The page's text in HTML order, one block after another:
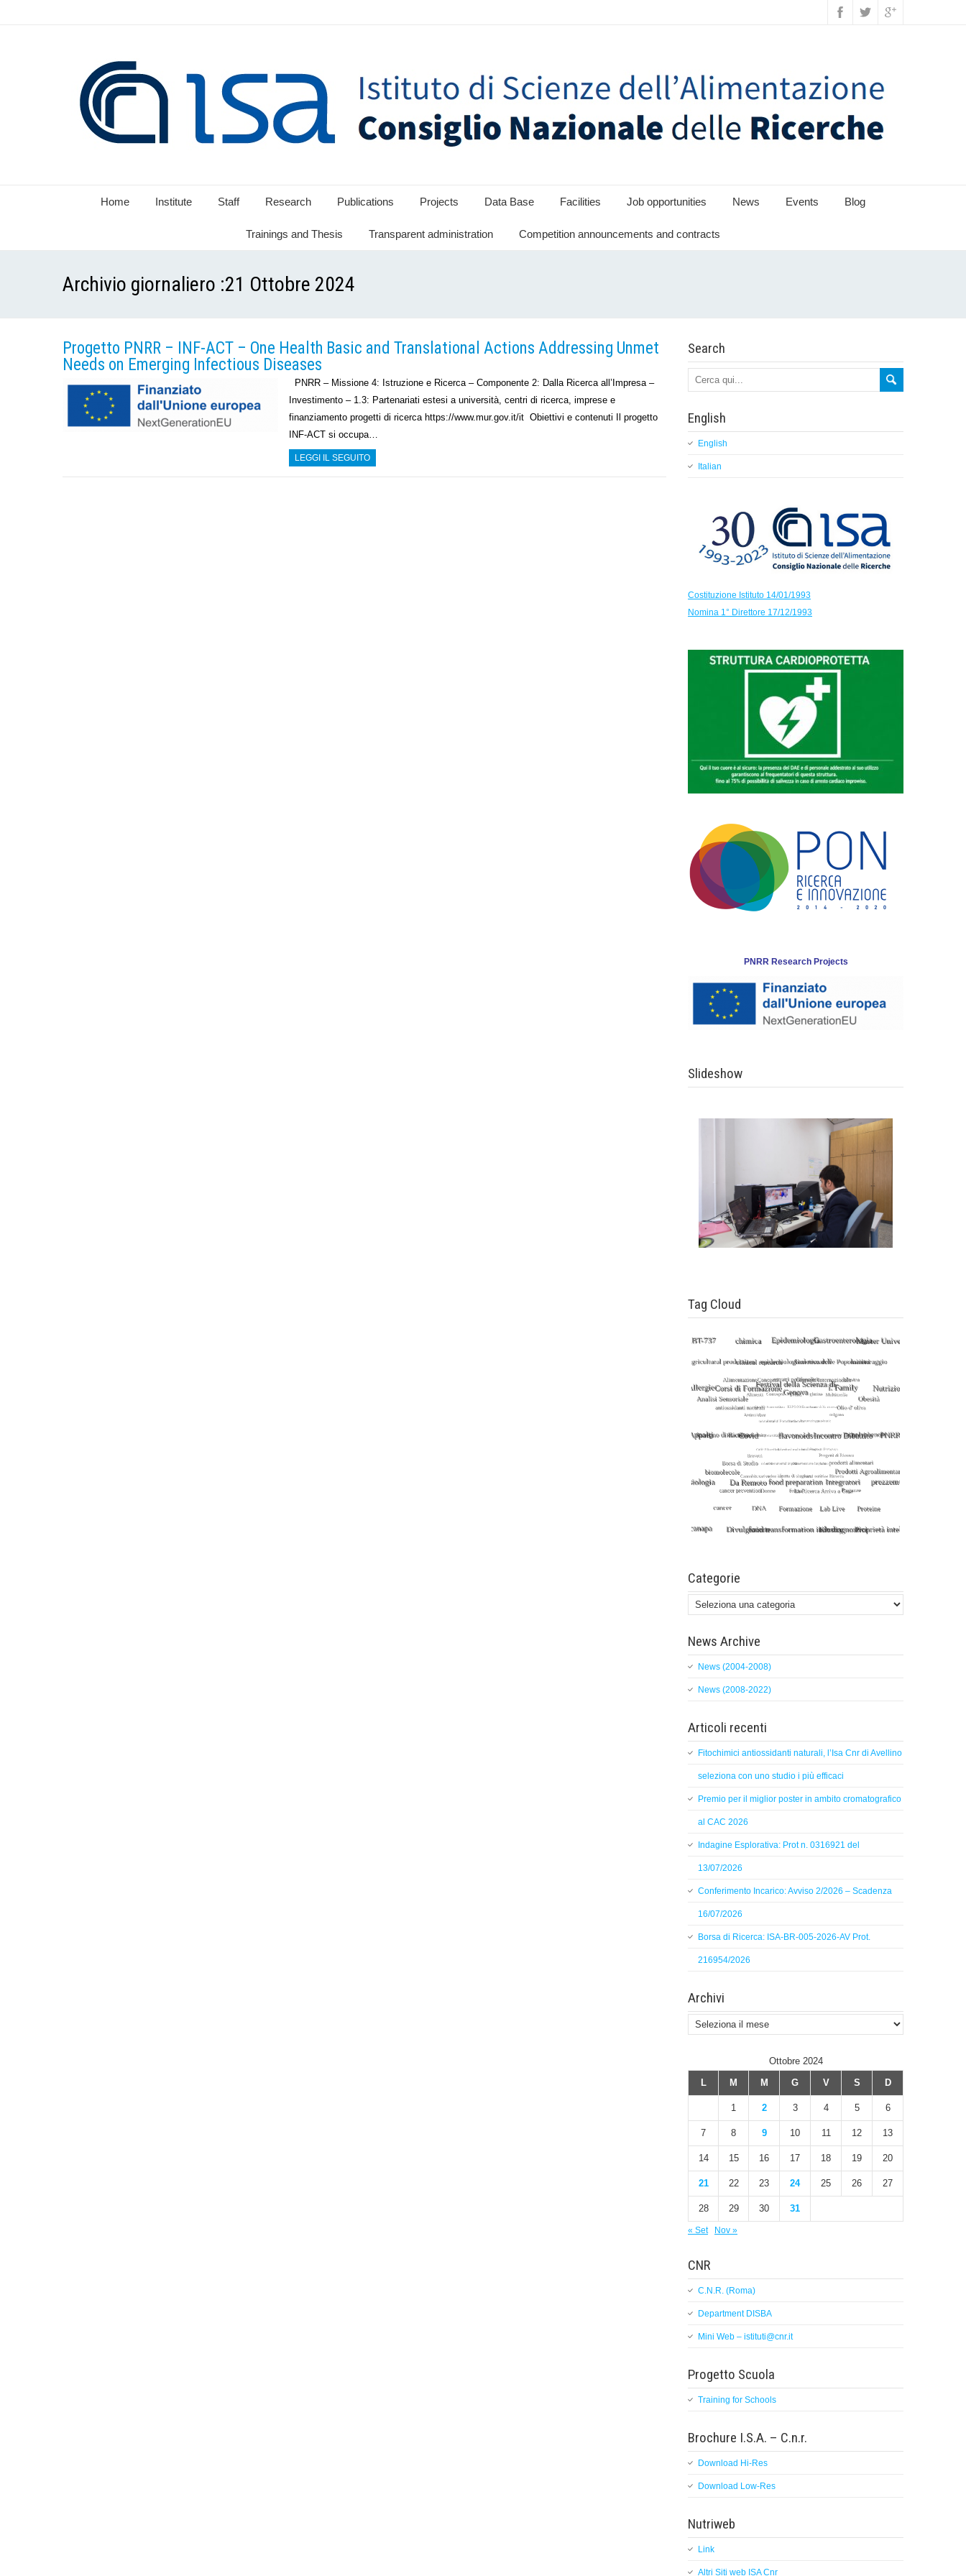
Home Institute Staff Research Publications Projects Data Base Facilities Job opportunities News Events Blog
Trainings and Thesis Transparent administration Competition announcements and contracts
Archivio giornaliero :21 Ottobre 2024
Progetto PNRR – INF-ACT – One Health Basic and Translational Actions Addressing Unmet
Needs on Emerging Infectious Diseases
PNRR – Missione 4: Istruzione e Ricerca – Componente 2: Dalla Ricerca all’Impresa –
Investimento – 1.3: Partenariati estesi a università, centri di ricerca, imprese e
finanziamento progetti di ricerca https://www.mur.gov.it/it Obiettivi e contenuti Il progetto
INF-ACT si occupa…
LEGGI IL SEGUITO
Search
English
English
Italian
Costituzione Istituto 14/01/1993
Nomina 1° Direttore 17/12/1993
PNRR Research Projects
Slideshow
Tag Cloud
Categorie
Categorie
News Archive
News (2004-2008)
News (2008-2022)
Articoli recenti
Fitochimici antiossidanti naturali, l’Isa Cnr di Avellino
seleziona con uno studio i più efficaci
Premio per il miglior poster in ambito cromatografico
al CAC 2026
Indagine Esplorativa: Prot n. 0316921 del
13/07/2026
Conferimento Incarico: Avviso 2/2026 – Scadenza
16/07/2026
Borsa di Ricerca: ISA-BR-005-2026-AV Prot.
216954/2026
Archivi
Archivi
Ottobre 2024
L
M M G V S D
1 2 3 4 5 6
7 8 9 10 11 12 13
14 15 16 17 18 19 20
21 22 23 24 25 26 27
28 29 30 31
« Set Nov »
CNR
C.N.R. (Roma)
Department DISBA
Mini Web – istituti@cnr.it
Progetto Scuola
Training for Schools
Brochure I.S.A. – C.n.r.
Download Hi-Res
Download Low-Res
Nutriweb
Link
Altri Siti web ISA Cnr